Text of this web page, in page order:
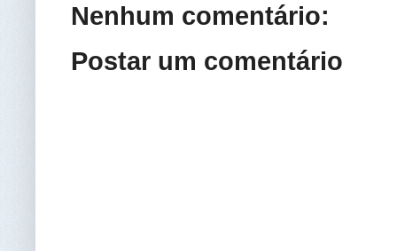
Nenhum comentário:
Postar um comentário